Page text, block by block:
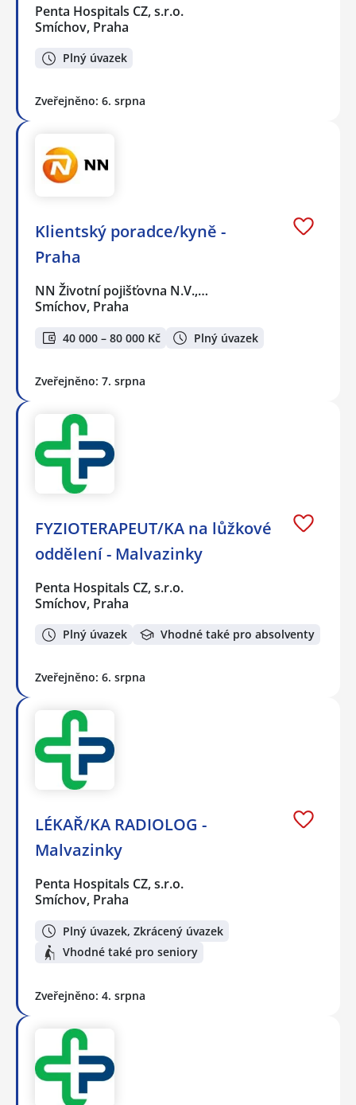
Penta Hospitals CZ, s.r.o.
Smíchov, Praha
Plný úvazek
Zveřejněno: 6. srpna
Klientský poradce/kyně -
Praha
NN Životní pojišťovna N.V.,…
Smíchov, Praha
40 000 – 80 000 Kč Plný úvazek
Zveřejněno: 7. srpna
FYZIOTERAPEUT/KA na lůžkové
oddělení - Malvazinky
Penta Hospitals CZ, s.r.o.
Smíchov, Praha
Plný úvazek Vhodné také pro absolventy
Zveřejněno: 6. srpna
LÉKAŘ/KA RADIOLOG -
Malvazinky
Penta Hospitals CZ, s.r.o.
Smíchov, Praha
Plný úvazek, Zkrácený úvazek
Vhodné také pro seniory
Zveřejněno: 4. srpna